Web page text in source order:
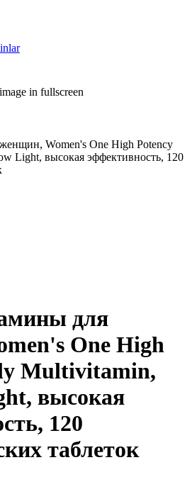
in fullscreen
для
One High
Multivitamin,
высокая
120
таблеток